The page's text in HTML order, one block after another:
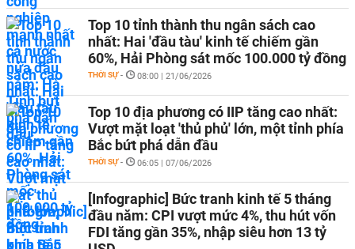
Top 10 tỉnh thành thu ngân sách cao
nhất: Hai 'đầu tàu' kinh tế chiếm gần
60%, Hải Phòng sát mốc 100.000 tỷ đồng
THỜI SỰ - 08:00 | 21/06/2026
Top 10 địa phương có IIP tăng cao nhất:
Vượt mặt loạt 'thủ phủ' lớn, một tỉnh phía
Bắc bứt phá dẫn đầu
THỜI SỰ - 06:05 | 07/06/2026
[Infographic] Bức tranh kinh tế 5 tháng
đầu năm: CPI vượt mức 4%, thu hút vốn
FDI tăng gần 35%, nhập siêu hơn 13 tỷ